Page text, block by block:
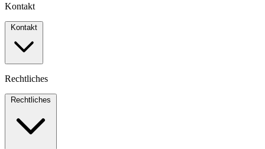
Kontakt
Kontakt
Rechtliches
Rechtliches